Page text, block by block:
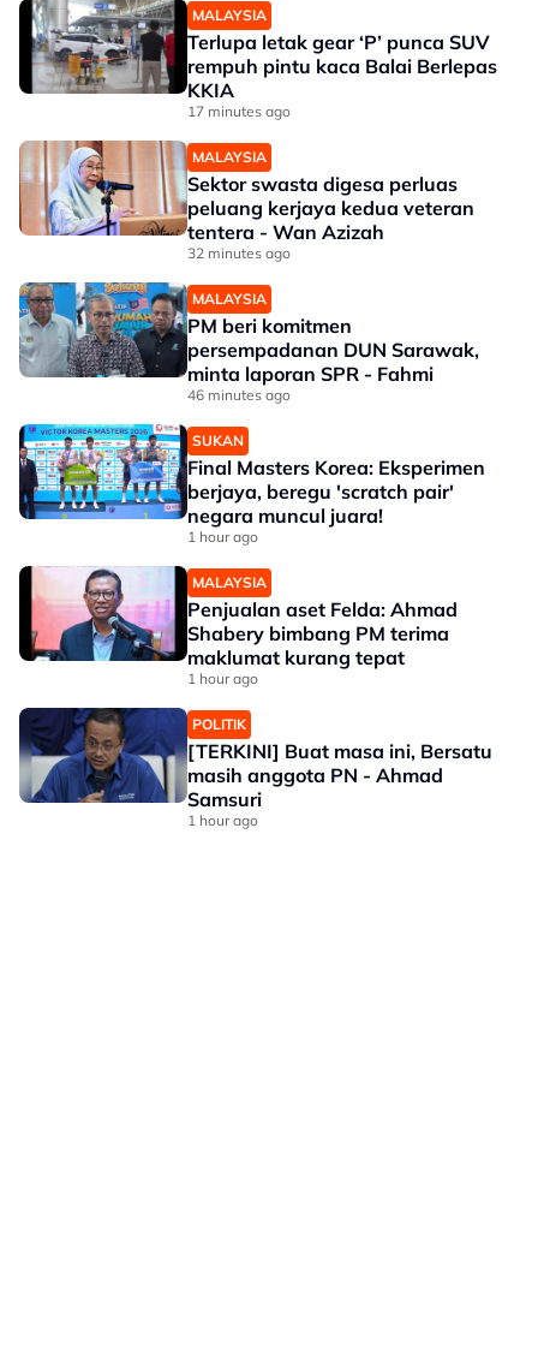
MALAYSIA
Terlupa letak gear ‘P’ punca SUV
rempuh pintu kaca Balai Berlepas
KKIA
17 minutes ago
MALAYSIA
Sektor swasta digesa perluas
peluang kerjaya kedua veteran
tentera - Wan Azizah
32 minutes ago
MALAYSIA
PM beri komitmen
persempadanan DUN Sarawak,
minta laporan SPR - Fahmi
46 minutes ago
SUKAN
Final Masters Korea: Eksperimen
berjaya, beregu 'scratch pair'
negara muncul juara!
1 hour ago
MALAYSIA
Penjualan aset Felda: Ahmad
Shabery bimbang PM terima
maklumat kurang tepat
1 hour ago
POLITIK
[TERKINI] Buat masa ini, Bersatu
masih anggota PN - Ahmad
Samsuri
1 hour ago